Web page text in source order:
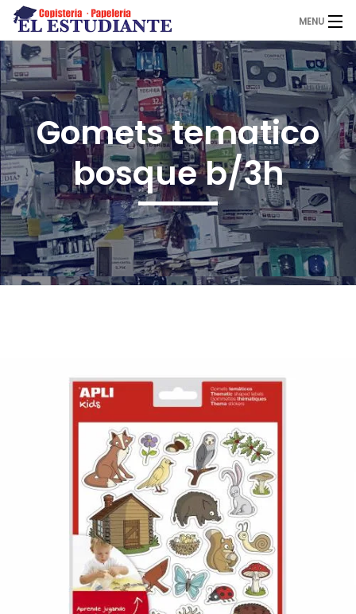
MENU
El Estudiante
Copistería
Papelería
Servicios
¿Quiénes Somos?
¡Imprimir!
Gomets tematico
bosque b/3h